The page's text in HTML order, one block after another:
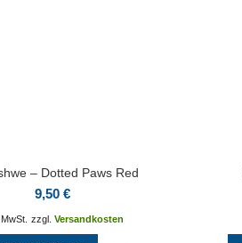
– Dotted Paws Red
9,50€
zzgl.Versandkosten